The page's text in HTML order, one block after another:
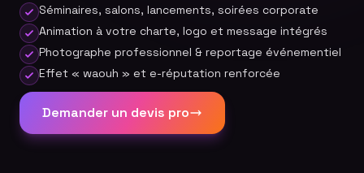
Séminaires, salons, lancements, soirées corporate
Animation à votre charte, logo et message intégrés
Photographe professionnel & reportage événementiel
Effet « waouh » et e-réputation renforcée
Demander un devis pro